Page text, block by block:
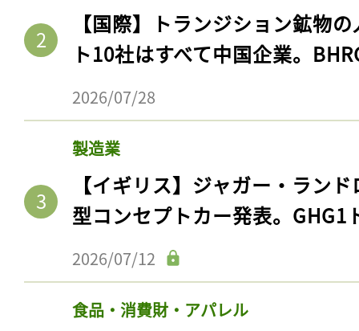
【国際】トランジション鉱物
ト10社はすべて中国企業。
2026/07/28
製造業
【イギリス】ジャガー・ラン
型コンセプトカー発表。GHG1
2026/07/12
食品・消費財・アパレル